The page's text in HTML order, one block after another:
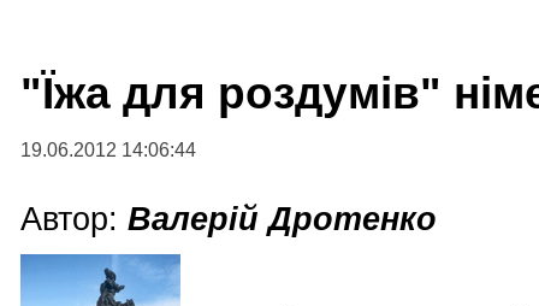
"Їжа для роздумів"
19.06.2012 14:06:44
Автор: Валерій Дротенко